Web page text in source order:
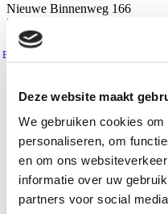
Deze website maakt
We gebruiken cookies
personaliseren, om
en om ons
informatie over uw
partners voor social
Nieuwe Binnenweg 166
3015 BH Rotterdam
Nederland
Bekijk profiel
Gebruik huidige locatie
Waar zoekt u naar?
Advocaten
Kantoren